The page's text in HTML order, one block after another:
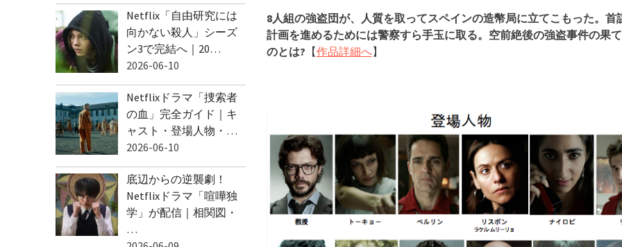
8人組の強盗団が、人質を取ってスペインの造幣局に立てこもった。首
計画を進めるためには警察すら手玉に取る。空前絶後の強盗事件の果
のとは? 【作品詳細へ】
Netflix「自由研究には
向かない殺人」シーズ
ン3で完結へ｜20…
2026-06-10
Netflixドラマ「捜索者
の血」完全ガイド｜キ
ャスト・登場人物・…
2026-06-10
底辺からの逆襲劇！
Netflixドラマ「喧嘩独
学」が配信｜相関図・
…